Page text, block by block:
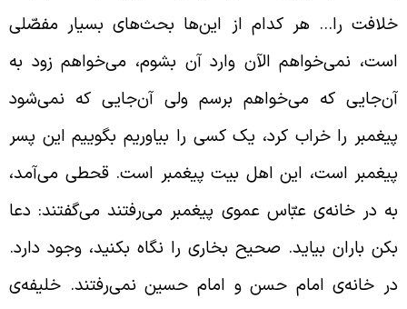
را… هر کدام از این‌ها بحث‌های بسیار مفصّلی
نمی‌خواهم الآن وارد آن بشوم، می‌خواهم زود به
که می‌خواهم برسم ولی آن‌جایی که نمی‌شود
را خراب کرد، یک کسی را بیاوریم بگوییم این پسر
است، این اهل بیت پیغمبر است. قحطی می‌آمد،
در خانه‌ی عبّاس عموی پیغمبر می‌رفتند می‌گفتند: دعا
باران بیاید. صحیح بخاری را نگاه بکنید، وجود دارد.
خانه‌ی امام حسن و امام حسین نمی‌رفتند. خلیفه‌ی